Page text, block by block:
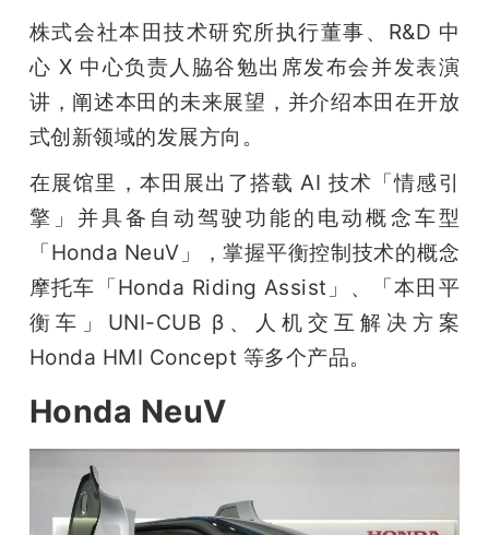
课
活
中
心
GAIR
专
题
株式会社本田技术研究所执行董事、R&D 中
心 X 中心负责人脇谷勉出席发布会并发表演
讲，阐述本田的未来展望，并介绍本田在开放
式创新领域的发展方向。
在展馆里，本田展出了搭载 AI 技术「情感引
擎」并具备自动驾驶功能的电动概念车型
「Honda NeuV」，掌握平衡控制技术的概念
摩托车「Honda Riding Assist」、「本田平
衡车」UNI-CUB β、人机交互解决方案
Honda HMI Concept 等多个产品。
Honda NeuV